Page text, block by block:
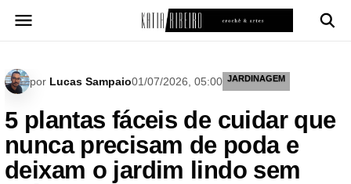
para
por Lucas Sampaio01/07/2026, 05:00 JARDINAGEM
5 plantas fáceis de cuidar que
nunca precisam de poda e
deixam o jardim lindo sem